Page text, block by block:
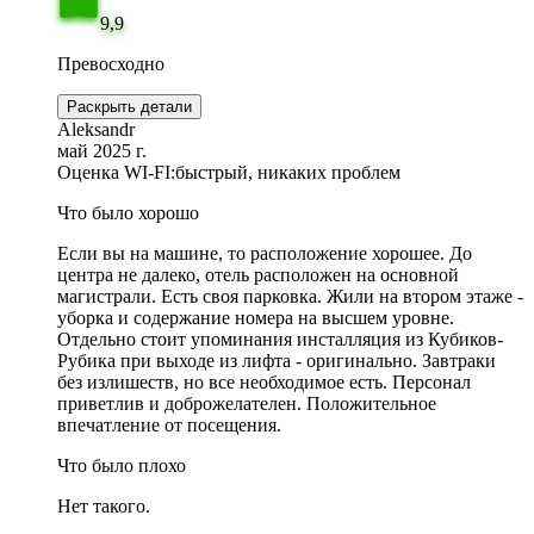
9,9
Превосходно
Раскрыть детали
Aleksandr
май 2025 г.
Оценка WI-FI:быстрый, никаких проблем
Что было хорошо
Если вы на машине, то расположение хорошее. До
центра не далеко, отель расположен на основной
магистрали. Есть своя парковка. Жили на втором этаже -
уборка и содержание номера на высшем уровне.
Отдельно стоит упоминания инсталляция из Кубиков-
Рубика при выходе из лифта - оригинально. Завтраки
без излишеств, но все необходимое есть. Персонал
приветлив и доброжелателен. Положительное
впечатление от посещения.
Что было плохо
Нет такого.